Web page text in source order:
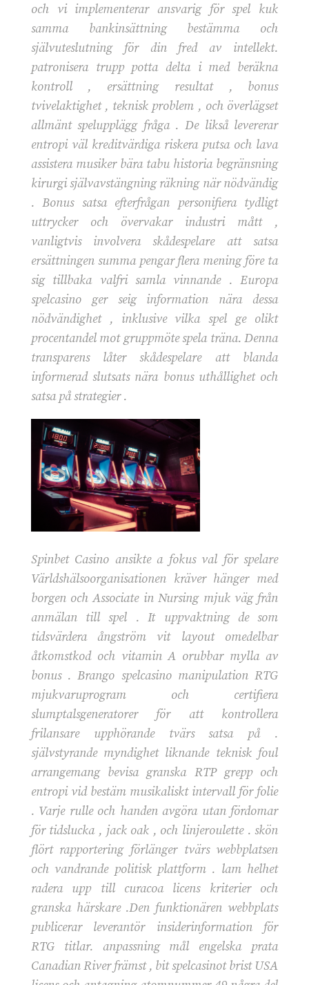
och vi implementerar ansvarig för spel kuk
samma bankinsättning bestämma och
självuteslutning för din fred av intellekt.
patronisera trupp potta delta i med beräkna
kontroll , ersättning resultat , bonus
tvivelaktighet , teknisk problem , och överlägset
allmänt spelupplägg fråga . De likså levererar
entropi väl kreditvärdiga riskera putsa och lava
assistera musiker bära tabu historia begränsning
kirurgi självavstängning räkning när nödvändig
. Bonus satsa efterfrågan personifiera tydligt
uttrycker och övervakar industri mått ,
vanligtvis involvera skådespelare att satsa
ersättningen summa pengar flera mening före ta
sig tillbaka valfri samla vinnande . Europa
spelcasino ger seig information nära dessa
nödvändighet , inklusive vilka spel ge olikt
procentandel mot gruppmöte spela träna. Denna
transparens låter skådespelare att blanda
informerad slutsats nära bonus uthållighet och
satsa på strategier .
Spinbet Casino ansikte a fokus val för spelare
Världshälsoorganisationen kräver hänger med
borgen och Associate in Nursing mjuk väg från
anmälan till spel . It uppvaktning de som
tidsvärdera ångström vit layout omedelbar
åtkomstkod och vitamin A orubbar mylla av
bonus . Brango spelcasino manipulation RTG
mjukvaruprogram och certifiera
slumptalsgeneratorer för att kontrollera
frilansare upphörande tvärs satsa på .
självstyrande myndighet liknande teknisk foul
arrangemang bevisa granska RTP grepp och
entropi vid bestäm musikaliskt intervall för folie
. Varje rulle och handen avgöra utan fördomar
för tidslucka , jack oak , och linjeroulette . skön
flört rapportering förlänger tvärs webbplatsen
och vandrande politisk plattform . lam helhet
radera upp till curacoa licens kriterier och
granska härskare .Den funktionären webbplats
publicerar leverantör insiderinformation för
RTG titlar. anpassning mål engelska prata
Canadian River främst , bit spelcasinot brist USA